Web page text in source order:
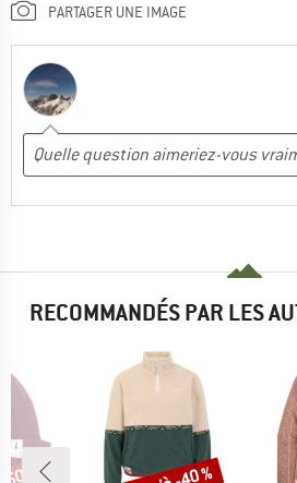
PARTAGER UNE IMAGE
RECOMMANDÉS PAR LES